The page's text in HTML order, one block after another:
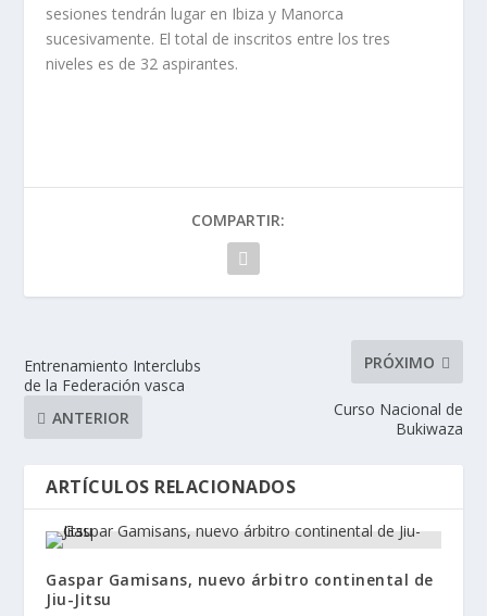
sesiones tendrán lugar en Ibiza y Manorca
sucesivamente. El total de inscritos entre los tres
niveles es de 32 aspirantes.
COMPARTIR:
Entrenamiento Interclubs
de la Federación vasca
ANTERIOR
PRÓXIMO
Curso Nacional de
Bukiwaza
ARTÍCULOS RELACIONADOS
Gaspar Gamisans, nuevo árbitro continental de
Jiu-Jitsu